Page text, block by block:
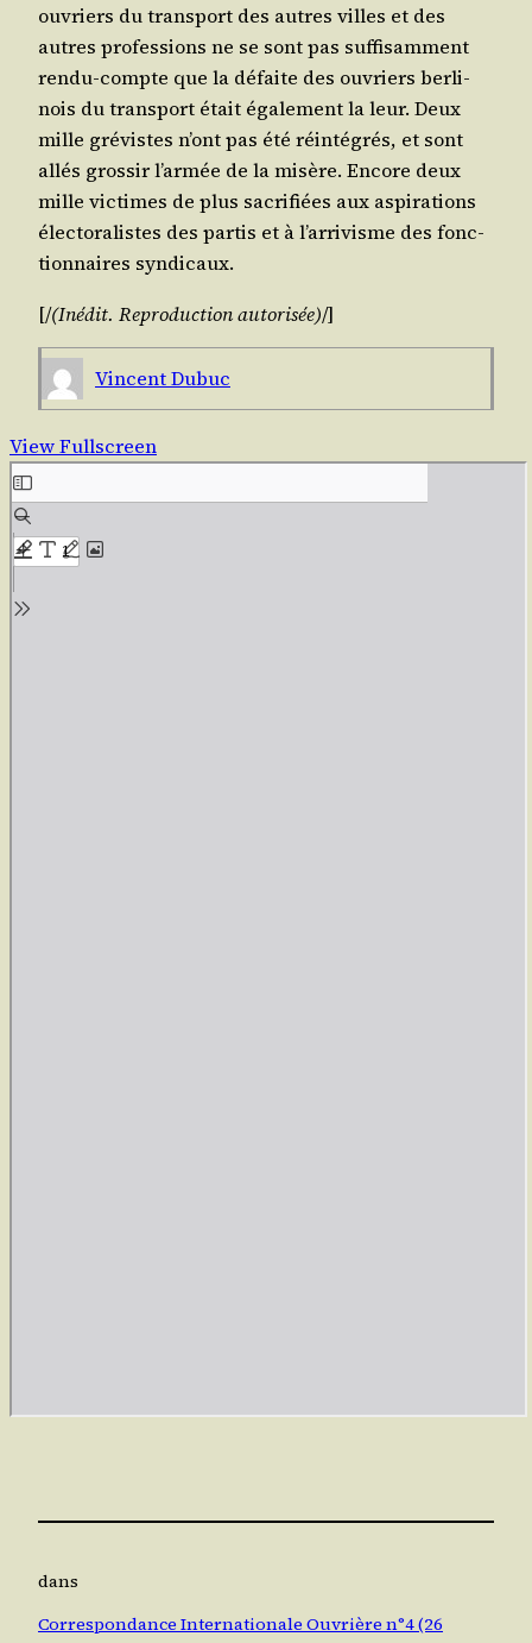
ouvriers du trans­port des autres villes et des
autres pro­fes­sions ne se sont pas suf­fi­sam­ment
ren­du-compte que la défaite des ouvriers ber­li­
nois du trans­port était éga­le­ment la leur. Deux
mille gré­vistes n’ont pas été réin­té­grés, et sont
allés gros­sir l’ar­mée de la misère. Encore deux
mille vic­times de plus sacri­fiées aux aspi­ra­tions
élec­to­ra­listes des par­tis et à l’ar­ri­visme des fonc­
tion­naires syndicaux.
[/​(Inédit. Repro­duc­tion auto­ri­sée)/​]
Vincent Dubuc
View Fullscreen
dans
Correspondance Internationale Ouvrière n°4 (26